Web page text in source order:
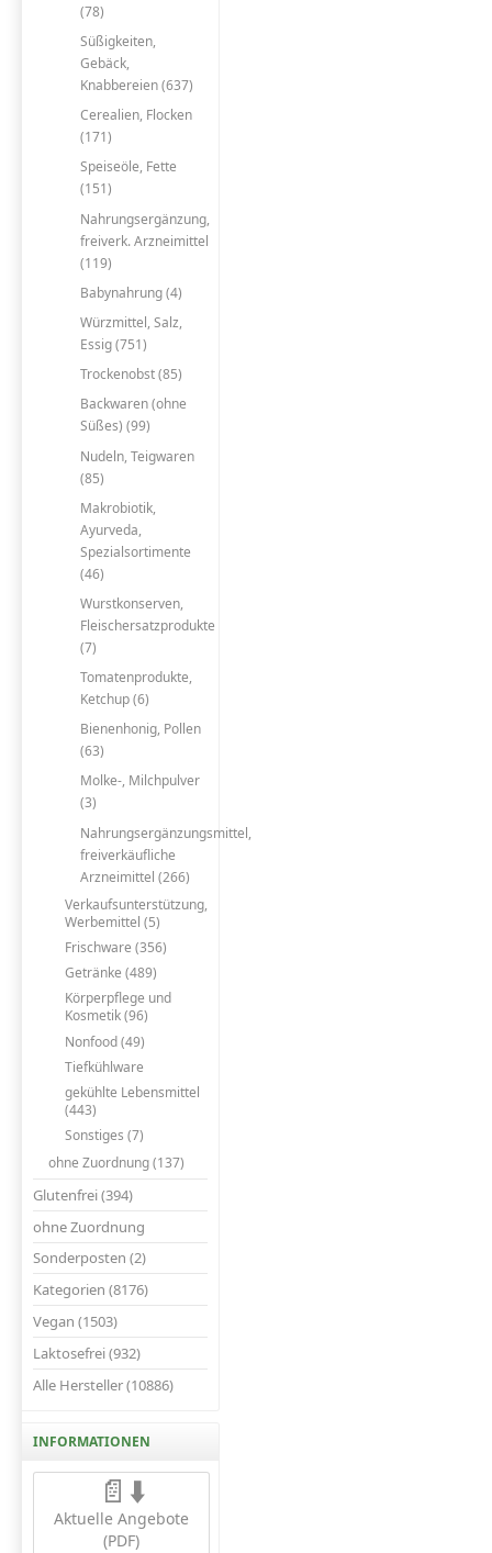
(78)
Süßigkeiten,
Gebäck,
Knabbereien (637)
Cerealien, Flocken
(171)
Speiseöle, Fette
(151)
Nahrungsergänzung,
freiverk. Arzneimittel
(119)
Babynahrung (4)
Würzmittel, Salz,
Essig (751)
Trockenobst (85)
Backwaren (ohne
Süßes) (99)
Nudeln, Teigwaren
(85)
Makrobiotik,
Ayurveda,
Spezialsortimente
(46)
Wurstkonserven,
Fleischersatzprodukte
(7)
Tomatenprodukte,
Ketchup (6)
Bienenhonig, Pollen
(63)
Molke-, Milchpulver
(3)
Nahrungsergänzungsmittel,
freiverkäufliche
Arzneimittel (266)
Verkaufsunterstützung,
Werbemittel (5)
Frischware (356)
Getränke (489)
Körperpflege und
Kosmetik (96)
Nonfood (49)
Tiefkühlware
gekühlte Lebensmittel
(443)
Sonstiges (7)
ohne Zuordnung (137)
Glutenfrei (394)
ohne Zuordnung
Sonderposten (2)
Kategorien (8176)
Vegan (1503)
Laktosefrei (932)
Alle Hersteller (10886)
INFORMATIONEN
📄⬇️
Aktuelle Angebote
(PDF)